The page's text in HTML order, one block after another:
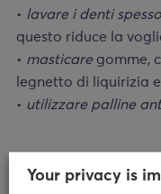
• lavare i denti spesso
questo riduce la
• masticare gomme,
legnetto di liquirizia
• utilizzare palline
Your privacy is